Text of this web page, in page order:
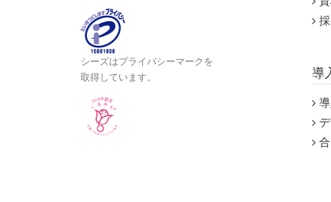
シーズはプライバシーマークを
取得しています。
採
導
導
デ
合